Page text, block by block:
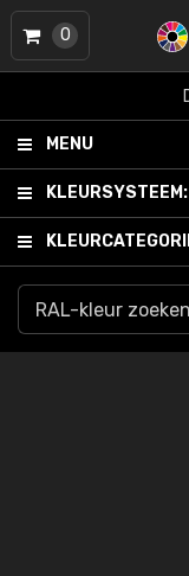
MENU
KLEURSYSTEEM:
0